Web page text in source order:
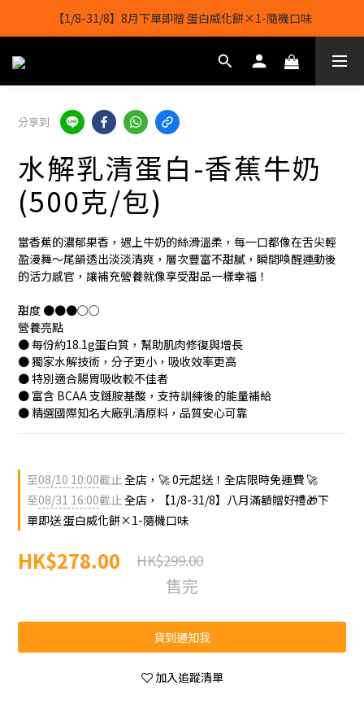
【1/8-31/8】8月下單即贈 蛋白威化餅×1-隨機口味
【1/8-31/8】8月下單即贈 蛋白威化餅×1-隨機口味
結帳輸入[gopowerhk]，可享全單*95折*，可與活動折扣疊加。
【1/8-31/8】8月下單即贈 蛋白威化餅×1-隨機口味
分享到
水解乳清蛋白-香蕉牛奶
(500克/包)
當香蕉的濃郁果香，遇上牛奶的絲滑溫柔，每一口都像在舌尖輕
盈漫舞～尾韻透出淡淡清爽，層次豐富不甜膩，瞬間喚醒運動後
的活力感官，讓補充營養就像享受甜品一樣幸福！
甜度 ●●●○○
營養亮點
● 每份約18.1g蛋白質，幫助肌肉修復與增長
● 獨家水解技術，分子更小，吸收效率更高
● 特別適合腸胃吸收較不佳者
● 富含 BCAA 支鏈胺基酸，支持訓練後的能量補給
● 精選國際知名大廠乳清原料，品質安心可靠
至08/10 10:00截止全店，🚀 0元起送！全店限時免運費 🚀
至08/31 16:00截止全店，【1/8-31/8】八月滿額贈好禮🎁下
單即送 蛋白威化餅×1-隨機口味
HK$278.00 HK$299.00
售完
貨到通知我
加入追蹤清單